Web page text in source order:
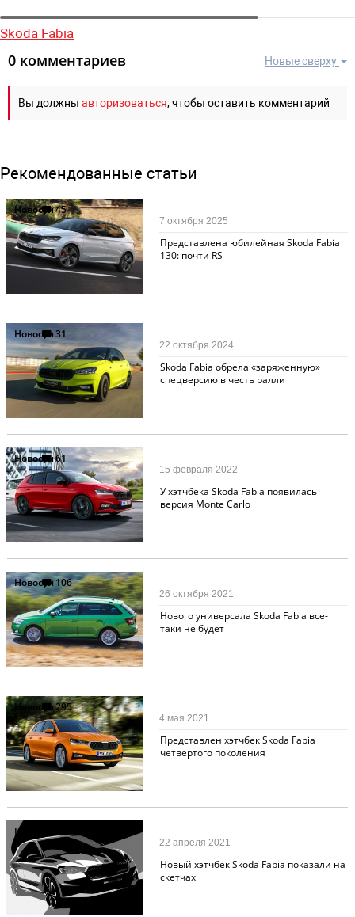
Skoda Fabia
Новые сверху
0 комментариев
Вы должны авторизоваться, чтобы оставить комментарий
Рекомендованные статьи
Новости45
Представлена юбилейная Skoda Fabia
130: почти RS
7 октября 2025
Новости31
Skoda Fabia обрела «заряженную»
спецверсию в честь ралли
22 октября 2024
Новости61
У хэтчбека Skoda Fabia появилась
версия Monte Carlo
15 февраля 2022
Новости106
Нового универсала Skoda Fabia все-
таки не будет
26 октября 2021
Новости295
Представлен хэтчбек Skoda Fabia
четвертого поколения
4 мая 2021
Новости
Новый хэтчбек Skoda Fabia показали на
скетчах
22 апреля 2021